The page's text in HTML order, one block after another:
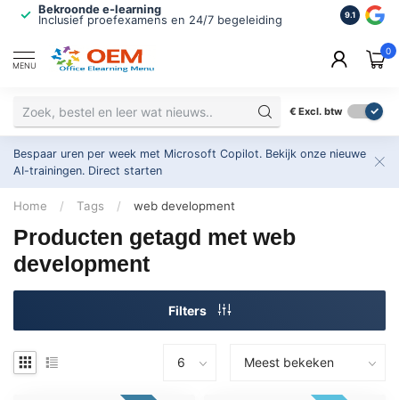
Bekroonde e-learning
Inclusief proefexamens en 24/7 begeleiding
ISO
2.500+
9.1
MENU
0
€ Excl. btw
Bespaar uren per week met Microsoft Copilot. Bekijk onze nieuwe
AI-trainingen. Direct starten
Home / Tags / web development
Producten getagd met web
development
Filters